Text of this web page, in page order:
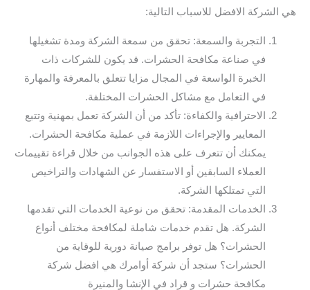
هي الشركة الافضل للاسباب التالية:
التجربة والسمعة: تحقق من سمعة الشركة ومدة تشغيلها
في صناعة مكافحة الحشرات. قد يكون للشركات ذات
الخبرة الواسعة في المجال مزايا تتعلق بالمعرفة والمهارة
في التعامل مع مشاكل الحشرات المختلفة.
الاحترافية والكفاءة: تأكد من أن الشركة تعمل بمهنية وتتبع
المعايير والإجراءات اللازمة في عملية مكافحة الحشرات.
يمكنك أن تتعرف على هذه الجوانب من خلال قراءة تقييمات
العملاء السابقين أو الاستفسار عن الشهادات والتراخيص
التي تمتلكها الشركة.
الخدمات المقدمة: تحقق من نوعية الخدمات التي تقدمها
الشركة. هل تقدم خدمات شاملة لمكافحة مختلف أنواع
الحشرات؟ هل توفر برامج صيانة دورية للوقاية من
الحشرات؟ ستجد أن شركة أوامرك هي افضل شركة
مكافحة حشرات و قراد في الإنشا والمنيرة